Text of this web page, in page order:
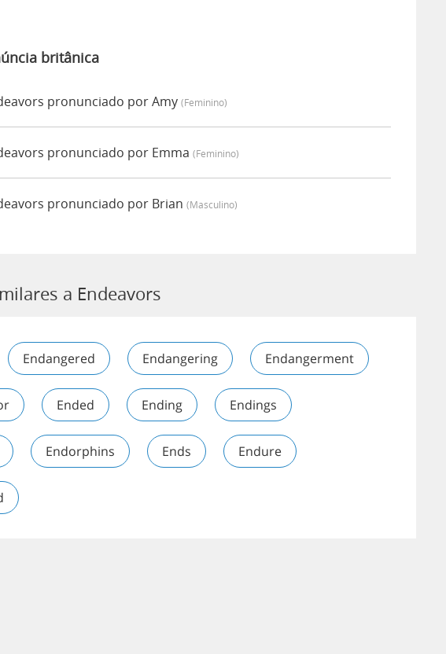
britânica
pronunciado por Amy (feminino)
pronunciado por Emma (feminino)
pronunciado por Brian (masculino)
a Endeavors
Endangered Endangering Endangerment
Ended Ending Endings
Endorphins Ends Endure